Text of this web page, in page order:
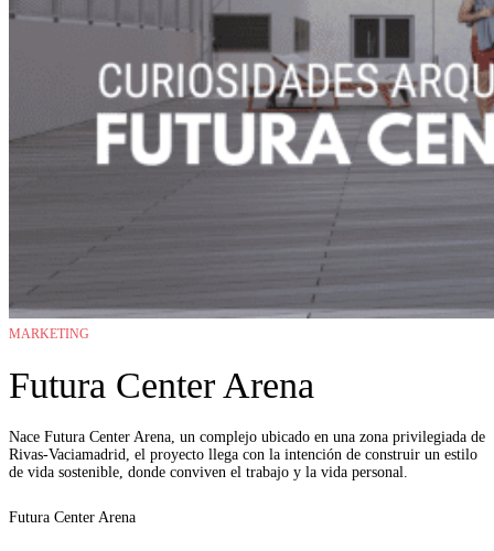
MARKETING
Futura Center Arena
Nace Futura Center Arena, un complejo ubicado en una zona privilegiada de
Rivas-Vaciamadrid, el proyecto llega con la intención de construir un estilo
de vida sostenible, donde conviven el trabajo y la vida personal.
Futura Center Arena